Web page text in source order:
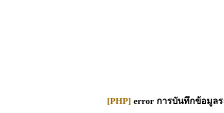
[PHP] error การบันทึกข้อมูลร